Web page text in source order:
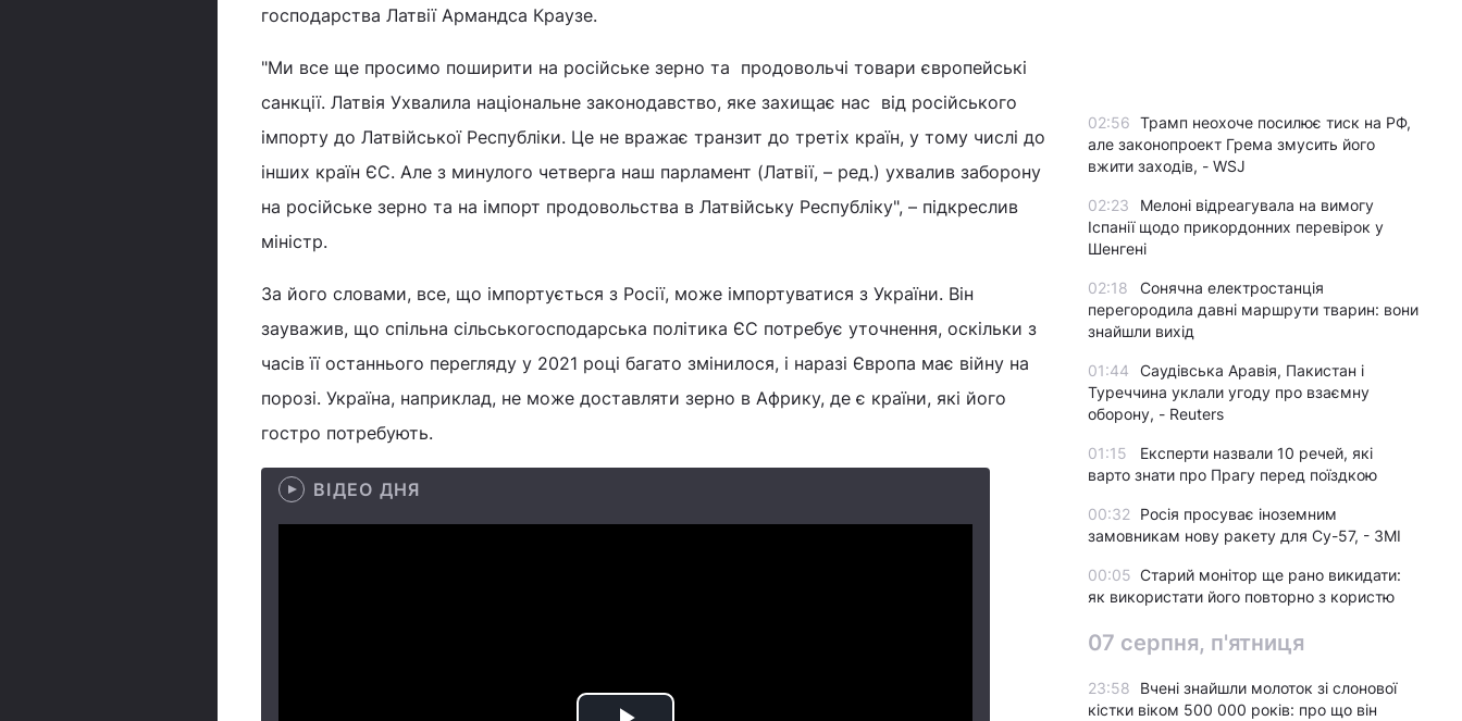
господарства Латвії Армандса Краузе.
"Ми все ще просимо поширити на російське зерно та продовольчі товари європейські
санкції. Латвія Ухвалила національне законодавство, яке захищає нас від російського
імпорту до Латвійської Республіки. Це не вражає транзит до третіх країн, у тому числі до
інших країн ЄС. Але з минулого четверга наш парламент (Латвії, – ред.) ухвалив заборону
на російське зерно та на імпорт продовольства в Латвійську Республіку", – підкреслив
міністр.
За його словами, все, що імпортується з Росії, може імпортуватися з України. Він
зауважив, що спільна сільськогосподарська політика ЄС потребує уточнення, оскільки з
часів її останнього перегляду у 2021 році багато змінилося, і наразі Європа має війну на
порозі. Україна, наприклад, не може доставляти зерно в Африку, де є країни, які його
гостро потребують.
ВІДЕО ДНЯ
02:56 Трамп неохоче посилює тиск на РФ,
але законопроект Грема змусить його
вжити заходів, - WSJ
02:23
Мелоні відреагувала на вимогу
Іспанії щодо прикордонних перевірок у
Шенгені
02:18
Сонячна електростанція
перегородила давні маршрути тварин: вони
знайшли вихід
01:44
Саудівська Аравія, Пакистан і
Туреччина уклали угоду про взаємну
оборону, - Reuters
01:15
Експерти назвали 10 речей, які
варто знати про Прагу перед поїздкою
00:32
Росія просуває іноземним
замовникам нову ракету для Су-57, - ЗМІ
00:05 Старий монітор ще рано викидати:
як використати його повторно з користю
07 серпня, п'ятниця
23:58
Вчені знайшли молоток зі слонової
кістки віком 500 000 років: про що він